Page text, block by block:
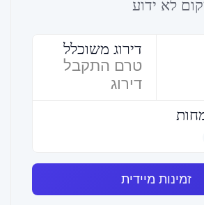
לא ידוע
דירוג משוכלל
טרם התקבל
דירוג
זמינות מיידית